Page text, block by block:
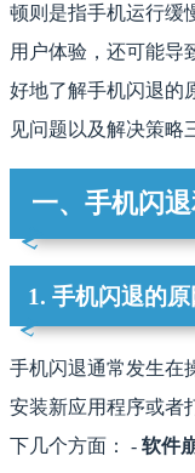
顿则是指手机运行缓
用户体验，还可能导
好地了解手机闪退的
见问题以及解决策略
一、手机闪
1. 手机闪退的原
手机闪退通常发生在
安装新应用程序或者
下几个方面： - 软件